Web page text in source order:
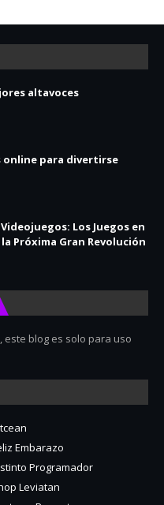
altavoces
online para divertirse
Los Juegos en
Próxima Gran Revolución
este blog es solo para uso
Embarazo
Programador
Leviatan